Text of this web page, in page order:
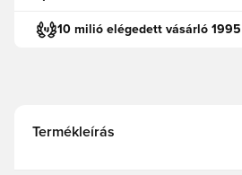
10 milió elégedett vásárló
Termékleírás